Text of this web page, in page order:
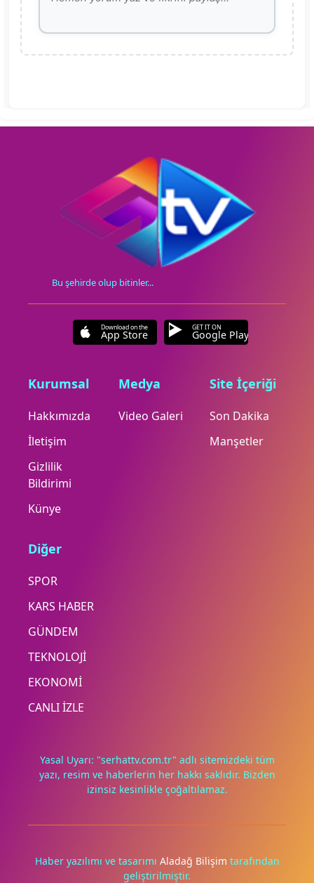
Deneyimini iyileştirmek ve içeriğimizi geliştirmek için çerezler
yalnızca onayınla.
Bu şehirde olup bitinler...
Download on the
App Store
GET IT ON
Google Play
Kurumsal
Hakkımızda
İletişim
Gizlilik
Bildirimi
Künye
Medya
Video Galeri
Site İçeriği
Son Dakika
Manşetler
Diğer
SPOR
KARS HABER
GÜNDEM
TEKNOLOJİ
EKONOMİ
CANLI İZLE
Yasal Uyarı: "serhattv.com.tr" adlı sitemizdeki tüm
yazı, resim ve haberlerin her hakkı saklıdır. Bizden
izinsiz kesinlikle çoğaltılamaz.
Haber yazılımı ve tasarımı Aladağ Bilişim tarafından
geliştirilmiştir.